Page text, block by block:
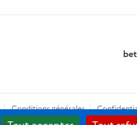
Conditions générales